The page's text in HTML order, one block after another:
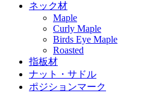
ネック材
Maple
Curly Maple
Birds Eye Maple
Roasted
指板材
ナット・サドル
ポジションマーク